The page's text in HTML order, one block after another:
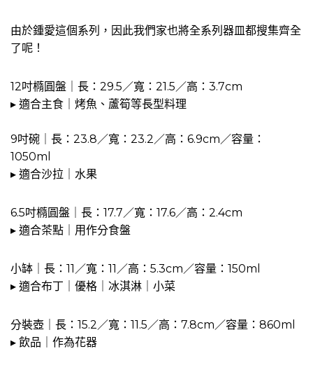
由於鍾愛這個系列，因此我們家也將全系列器皿都搜集齊全
了呢！
12吋橢圓盤｜長：29.5／寬：21.5／高：3.7cm
▸ 適合主食｜烤魚、蘆筍等長型料理
9吋碗｜長：23.8／寬：23.2／高：6.9cm／容量：
1050ml
▸ 適合沙拉｜水果
6.5吋橢圓盤｜長：17.7／寬：17.6／高：2.4cm
▸ 適合茶點｜用作分食盤
小缽｜長：11／寬：11／高：5.3cm／容量：150ml
▸ 適合布丁｜優格｜冰淇淋｜小菜
分裝壺｜長：15.2／寬：11.5／高：7.8cm／容量：860ml
▸ 飲品｜作為花器